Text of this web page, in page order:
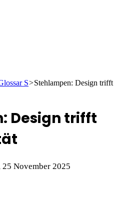
S>Stehlampen: Design trifft
Design trifft
November 2025